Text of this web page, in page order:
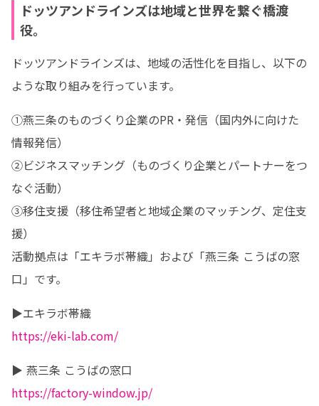
ドッツアンドラインズは地域と世界を繋ぐ橋渡
役。
ドッツアンドラインズは、地域の活性化を目指し、以下の
ような取り組みを行っています。
①燕三条のものづくり企業のPR・発信（国内外に向けた
情報発信）
②ビジネスマッチング（ものづくり企業とパートナーをつ
なぐ活動）
③移住支援（移住希望者と地域企業のマッチング、定住支
援）
活動拠点は「エキラボ帯織」および「燕三条 こうばの窓
口」です。
https://eki-lab.com/
https://factory-window.jp/